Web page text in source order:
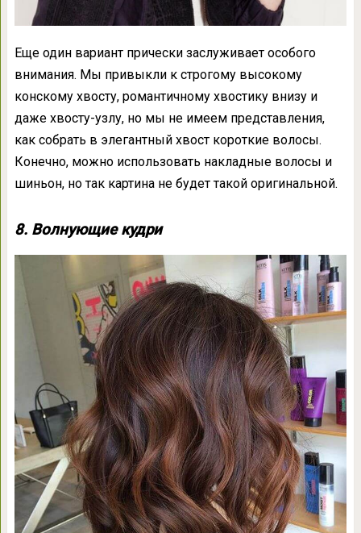
Еще один вариант прически заслуживает особого
внимания. Мы привыкли к строгому высокому
конскому хвосту, романтичному хвостику внизу и
даже хвосту-узлу, но мы не имеем представления,
как собрать в элегантный хвост короткие волосы.
Конечно, можно использовать накладные волосы и
шиньон, но так картина не будет такой оригинальной.
8. Волнующие кудри